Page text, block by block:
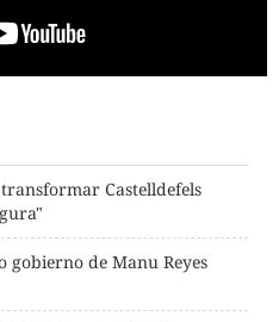
Castelldefels
gobierno de Manu Reyes